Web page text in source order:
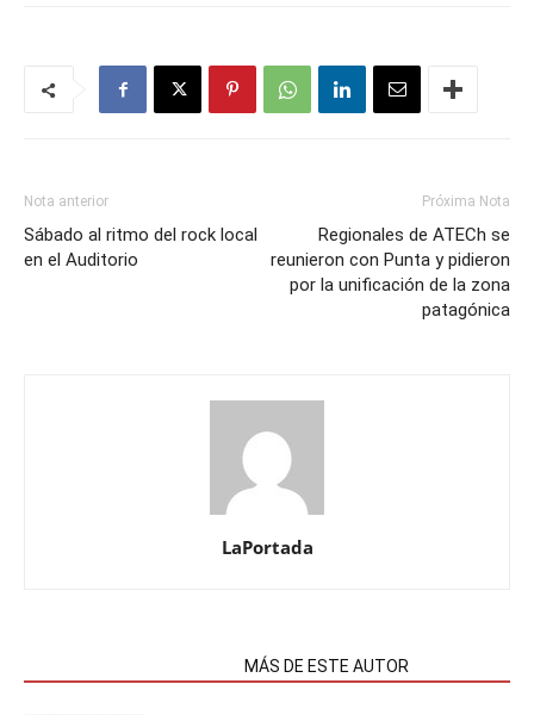
Nota anterior
Sábado al ritmo del rock local
en el Auditorio
Próxima Nota
Regionales de ATECh se
reunieron con Punta y pidieron
por la unificación de la zona
patagónica
LaPortada
MÁS DE ESTE AUTOR